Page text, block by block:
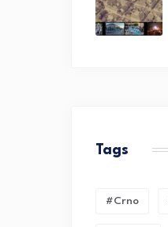
Tags
#crno